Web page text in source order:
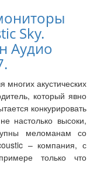
Sky.
Аудио
акустических
который явно
конкурировать
настолько высоки,
меломанам со
– компания, с
только что